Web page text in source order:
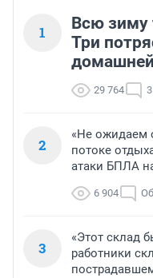
1
Всю зиму
Три
29 764 3
2
«Не ожидаем
потоке
атаки БПЛА
6 904
3
«Этот склад
работники